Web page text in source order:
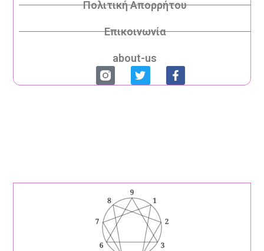
Πολιτική Απορρήτου
Επικοινωνία
about-us